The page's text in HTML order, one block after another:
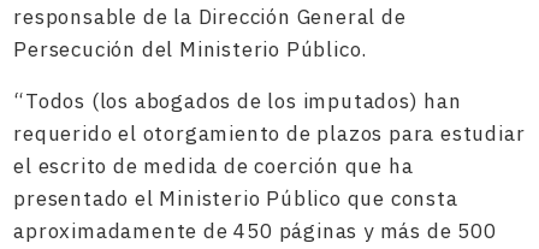
responsable de la Dirección General de
Persecución del Ministerio Público.
“Todos (los abogados de los imputados) han
requerido el otorgamiento de plazos para estudiar
el escrito de medida de coerción que ha
presentado el Ministerio Público que consta
aproximadamente de 450 páginas y más de 500